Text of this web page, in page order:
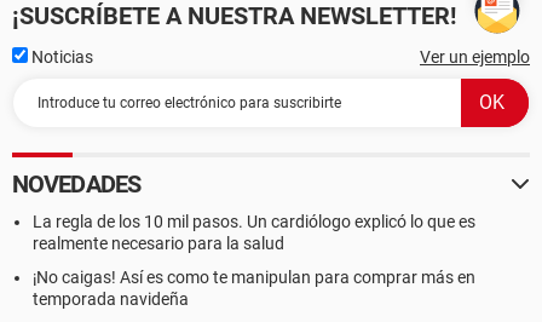
¡SUSCRÍBETE A NUESTRA NEWSLETTER!
Noticias Ver un ejemplo
NOVEDADES
La regla de los 10 mil pasos. Un cardiólogo explicó lo que es
realmente necesario para la salud
¡No caigas! Así es como te manipulan para comprar más en
temporada navideña